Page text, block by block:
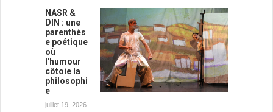
NASR &
DIN : une
parenthès
e poétique
où
l'humour
côtoie la
philosophi
e
juillet 19, 2026